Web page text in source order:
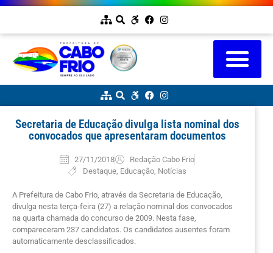
Secretaria de Educação divulga lista nominal dos
convocados que apresentaram documentos
27/11/2018
Redação Cabo Frio
Destaque, Educação, Notícias
A Prefeitura de Cabo Frio, através da Secretaria de Educação,
divulga nesta terça-feira (27) a relação nominal dos convocados
na quarta chamada do concurso de 2009. Nesta fase,
compareceram 237 candidatos. Os candidatos ausentes foram
automaticamente desclassificados.